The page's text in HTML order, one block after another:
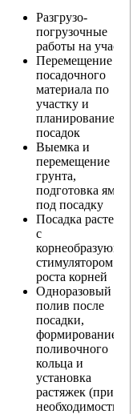
Разгрузо-
погрузочные
работы на участке
Перемещение
посадочного
материала по
участку и
планирование
посадок
Выемка и
перемещение
грунта,
подготовка ямы
под посадку
Посадка растения
с
корнеобразующим
стимулятором
роста корней
Одноразовый
полив после
посадки,
формирование
поливочного
кольца и
установка
растяжек (при
необходимости)